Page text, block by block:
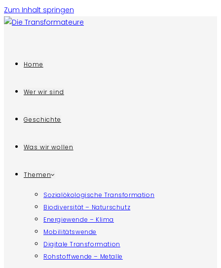
Zum Inhalt springen
Home
Wer wir sind
Geschichte
Was wir wollen
Themen
Sozialökologische Transformation
Biodiversität – Naturschutz
Energiewende – Klima
Mobilitätswende
Digitale Transformation
Rohstoffwende – Metalle